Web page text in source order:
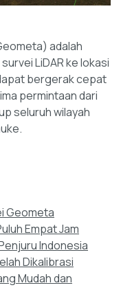
adalah
LiDAR ke lokasi
bergerak cepat
permintaan dari
seluruh wilayah
Geometa
Empat Jam
Indonesia
Dikalibrasi
Mudah dan